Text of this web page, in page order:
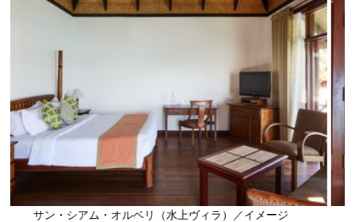
）／イメージ サン・シアム・オルベリ（水上ヴィラ）